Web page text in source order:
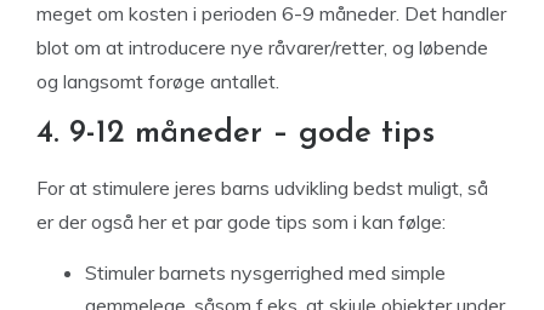
meget om kosten i perioden 6-9 måneder. Det handler
blot om at introducere nye råvarer/retter, og løbende
og langsomt forøge antallet.
4. 9-12 måneder – gode tips
For at stimulere jeres barns udvikling bedst muligt, så
er der også her et par gode tips som i kan følge:
Stimuler barnets nysgerrighed med simple
gemmelege, såsom f.eks. at skjule objekter under